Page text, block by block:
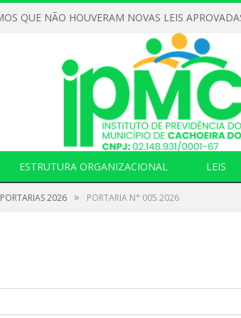
ESTRUTURA ORGANIZACIONAL LEIS
PORTARIAS 2026 » PORTARIA N° 005.2026